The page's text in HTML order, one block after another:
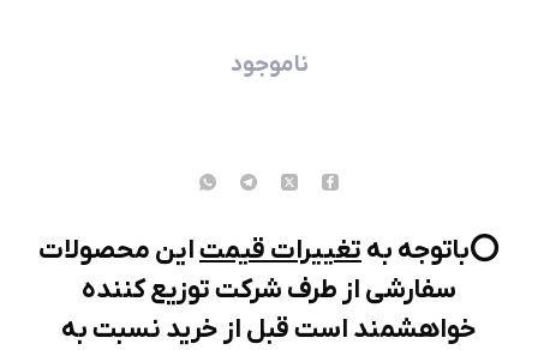
ناموجود
⭕️باتوجه بهتغییرات قیمتاین محصولات
سفارشی از طرف شرکت توزیع کننده
خواهشمند است قبل از خرید نسبت به